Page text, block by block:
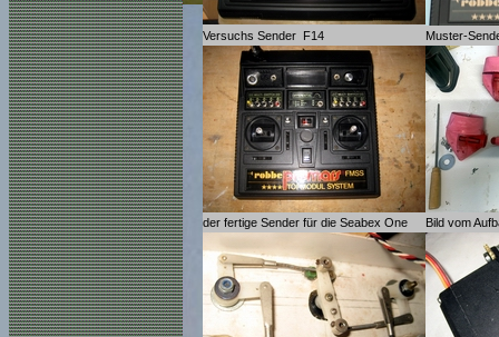
Versuchs Sender F14 Muster-
der fertige Sender für die Seabex One Bild vom